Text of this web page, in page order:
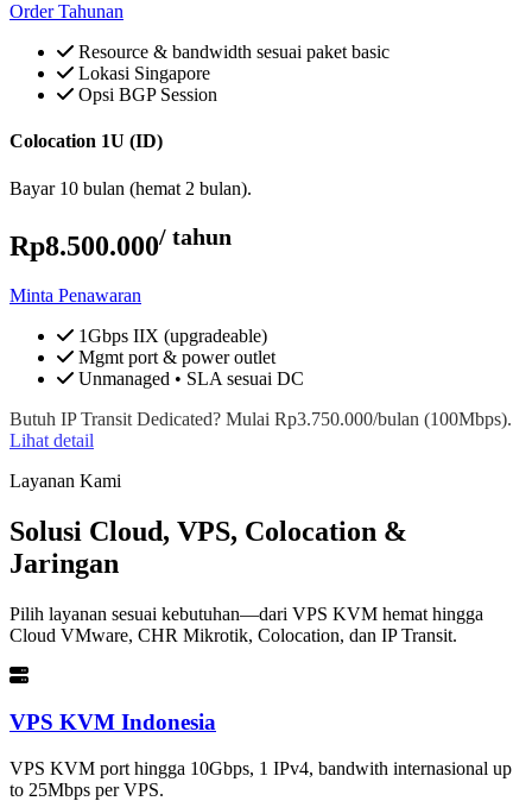
Order Tahunan
Resource & bandwidth sesuai paket basic
Lokasi Singapore
Opsi BGP Session
Colocation 1U (ID)
Bayar 10 bulan (hemat 2 bulan).
Rp8.500.000/ tahun
Minta Penawaran
1Gbps IIX (upgradeable)
Mgmt port & power outlet
Unmanaged • SLA sesuai DC
Butuh IP Transit Dedicated? Mulai Rp3.750.000/bulan (100Mbps).
Lihat detail
Layanan Kami
Solusi Cloud, VPS, Colocation &
Jaringan
Pilih layanan sesuai kebutuhan—dari VPS KVM hemat hingga
Cloud VMware, CHR Mikrotik, Colocation, dan IP Transit.
VPS KVM Indonesia
VPS KVM port hingga 10Gbps, 1 IPv4, bandwith internasional up
to 25Mbps per VPS.